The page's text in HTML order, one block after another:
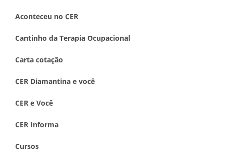
Aconteceu no CER
Cantinho da Terapia Ocupacional
Carta cotação
CER Diamantina e você
CER e Você
CER Informa
Cursos